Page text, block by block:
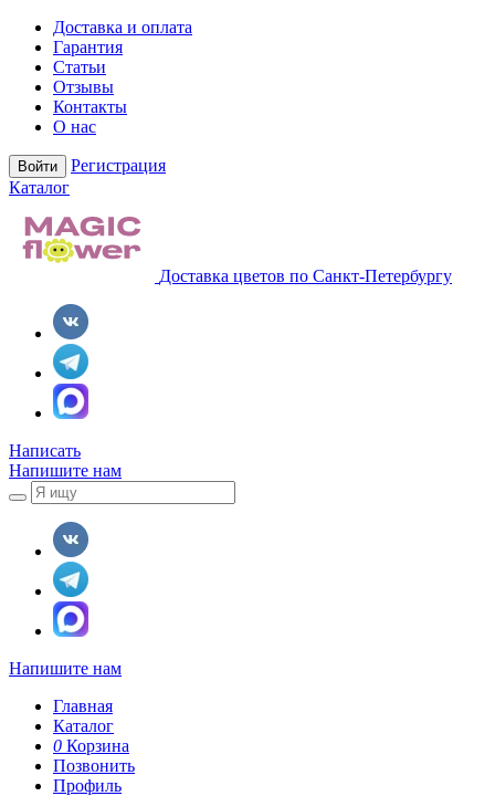
Доставка и оплата
Гарантия
Статьи
Отзывы
Контакты
О нас
Войти
Регистрация
Каталог
Доставка цветов по Санкт-Петербургу
Написать
Напишите нам
Напишите нам
Главная
Каталог
0 Корзина
Позвонить
Профиль